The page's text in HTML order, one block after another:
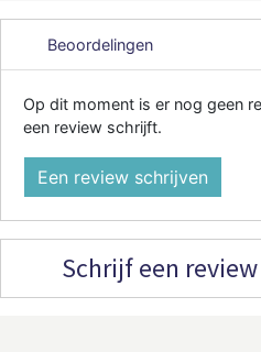
Beoordelingen
Op dit moment is er nog geen
een review schrijft.
Een review schrijven
Schrijf een review